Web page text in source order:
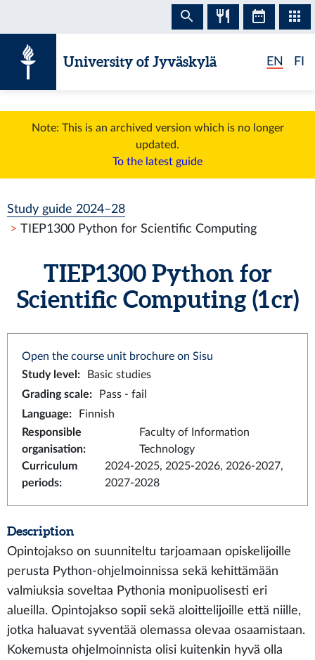
University of Jyväskylä EN FI
Note: This is an archived version which is no longer
updated.
To the latest guide
Study guide 2024–28
TIEP1300 Python for Scientific Computing
TIEP1300 Python for
Scientific Computing (1 cr)
Open the course unit brochure on Sisu
Study level :
Basic studies
Grading scale:
Pass - fail
Language:
Finnish
Responsible
organisation:
Faculty of Information
Technology
Curriculum
periods:
2024-2025, 2025-2026, 2026-2027,
2027-2028
Description
Opintojakso on suunniteltu tarjoamaan opiskelijoille
perusta Python-ohjelmoinnissa sekä kehittämään
valmiuksia soveltaa Pythonia monipuolisesti eri
alueilla. Opintojakso sopii sekä aloittelijoille että niille,
jotka haluavat syventää olemassa olevaa osaamistaan.
Kokemusta ohjelmoinnista olisi kuitenkin hyvä olla